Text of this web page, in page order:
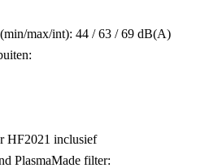
max/int): 44 / 63 / 69 dB(A)
HF2021 inclusief
PlasmaMade filter: